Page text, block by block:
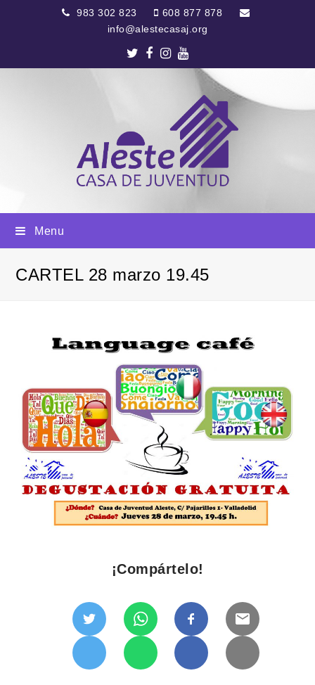
983 302 823
608 877 878
info@alestecasaj.org
Twitter
Facebook
Instagram
Youtube
Menu
CARTEL 28 marzo 19.45
¡Compártelo!